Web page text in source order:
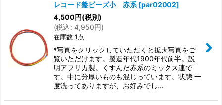
レコード盤ビーズ小 赤系 [par02002]
4,500円(税別)
(税込: 4,950円)
在庫数 1点
*写真をクリックしていただくと拡大写真をご
覧いただけます。製造年代1900年代前半。説
明アフリカ製。くすんだ赤系のミックス連で
す。中に分厚いものも混じっています。状態 一
度洗ってありますが、お好みでし…